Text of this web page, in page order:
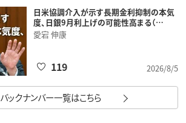
日米協調介入が示す長期金利抑制の本気
度、日銀9月利上げの可能性高まる（…
愛宕 伸康
2026/8/5
119
バックナンバー一覧はこちら